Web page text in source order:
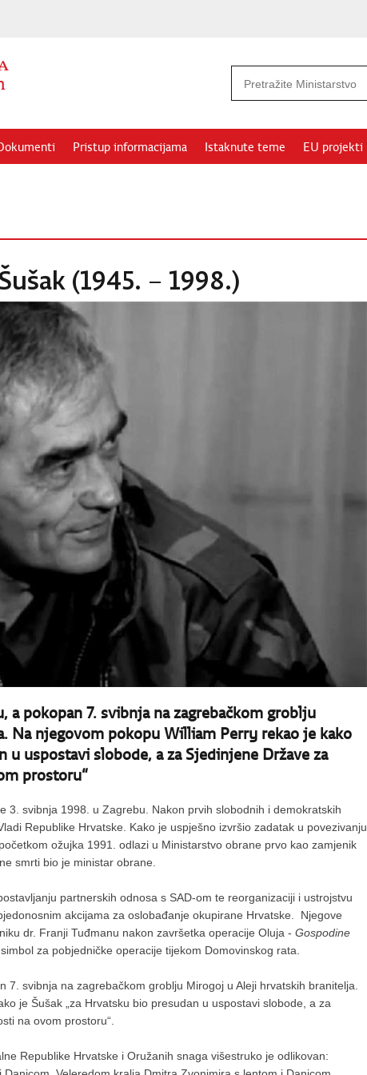
Pristup informacijama Istaknute teme EU projekti
(1945. – 1998.)
a pokopan 7. svibnja na zagrebačkom groblju
Na njegovom pokopu William Perry rekao je kako
u uspostavi slobode, a za Sjedinjene Države za
prostoru“
3. svibnja 1998. u Zagrebu. Nakon prvih slobodnih i demokratskih
Republike Hrvatske. Kako je uspješno izvršio zadatak u povezivanju
ožujka 1991. odlazi u Ministarstvo obrane prvo kao zamjenik
smrti bio je ministar obrane.
partnerskih odnosa s SAD-om te reorganizaciji i ustrojstvu
akcijama za oslobađanje okupirane Hrvatske. Njegove
dr. Franji Tuđmanu nakon završetka operacije Oluja - Gospodine
za pobjedničke operacije tijekom Domovinskog rata.
svibnja na zagrebačkom groblju Mirogoj u Aleji hrvatskih branitelja.
je Šušak „za Hrvatsku bio presudan u uspostavi slobode, a za
na ovom prostoru“.
Republike Hrvatske i Oružanih snaga višestruko je odlikovan: